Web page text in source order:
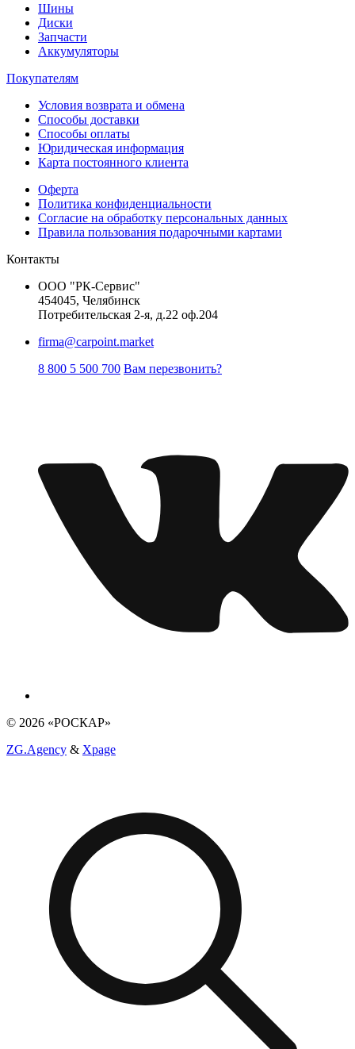
Шины
Диски
Запчасти
Аккумуляторы
Покупателям
Условия возврата и обмена
Способы доставки
Способы оплаты
Юридическая информация
Карта постоянного клиента
Оферта
Политика конфиденциальности
Согласие на обработку персональных данных
Правила пользования подарочными картами
Контакты
ООО "РК-Сервис"
454045, Челябинск
Потребительская 2-я, д.22 оф.204
firma@carpoint.market
8 800 5 500 700 Вам перезвонить?
© 2026 «РОСКАР»
ZG.Agency & Xpage